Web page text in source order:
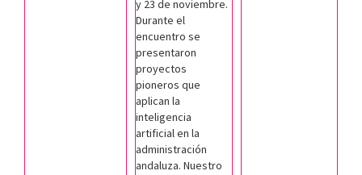
y 23 de noviembre.
Durante el
encuentro se
presentaron
proyectos
pioneros que
aplican la
inteligencia
artificial en la
administración
andaluza. Nuestro